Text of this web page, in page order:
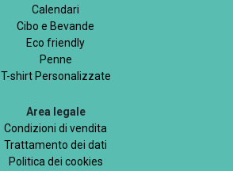
Calendari
Cibo e Bevande
Eco friendly
Penne
T-shirt Personalizzate
Area legale
Condizioni di vendita
Trattamento dei dati
Politica dei cookies